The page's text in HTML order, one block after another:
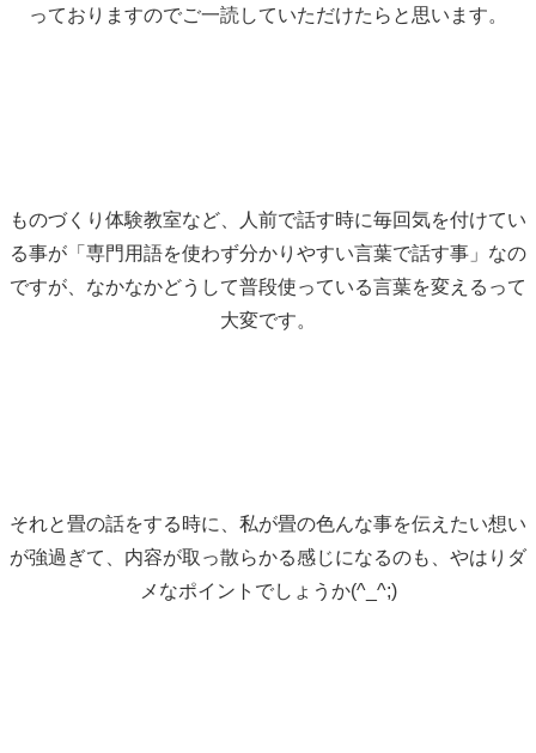
っておりますのでご一読していただけたらと思います。
ものづくり体験教室など、人前で話す時に毎回気を付けてい
る事が「専門用語を使わず分かりやすい言葉で話す事」なの
ですが、なかなかどうして普段使っている言葉を変えるって
大変です。
それと畳の話をする時に、私が畳の色んな事を伝えたい想い
が強過ぎて、内容が取っ散らかる感じになるのも、やはりダ
メなポイントでしょうか(^_^;)